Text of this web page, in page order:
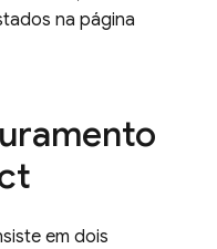
na página
em dois